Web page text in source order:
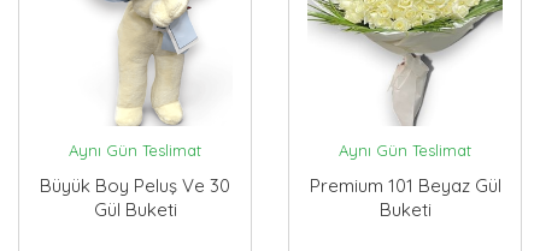
Aynı Gün Teslimat
Büyük Boy Peluş Ve 30
Gül Buketi
Aynı Gün Teslimat
Premium 101 Beyaz Gül
Buketi